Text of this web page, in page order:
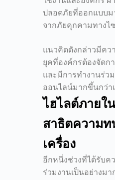
ปลอดภัยที่ออกแบบม
จากภัยคุกคามทางไ
แนวคิดดังกล่าวมีคว
ยุคที่องค์กรต้องจัดก
และมีการทำงานร่ว
ออนไลน์มากขึ้นกว่า
ไฮไลต์ภายใ
สาธิตความ
เครื่อง
อีกหนึ่งช่วงที่ได้รับค
ร่วมงานเป็นอย่างมา